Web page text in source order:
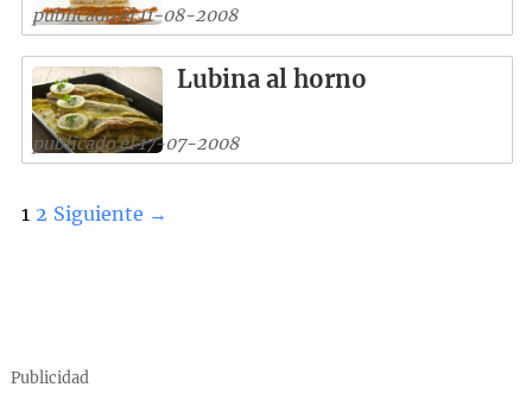
publicado el 11-08-2008
Lubina al horno
publicado el 17-07-2008
1 2 Siguiente →
Publicidad